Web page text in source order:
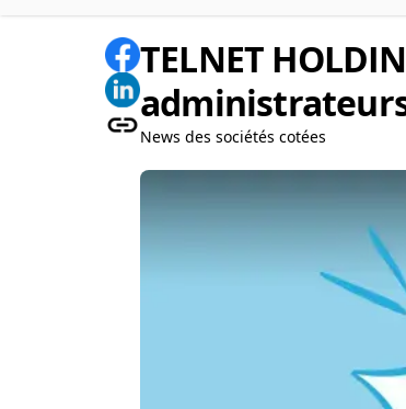
TELNET
News des sociétés cotées